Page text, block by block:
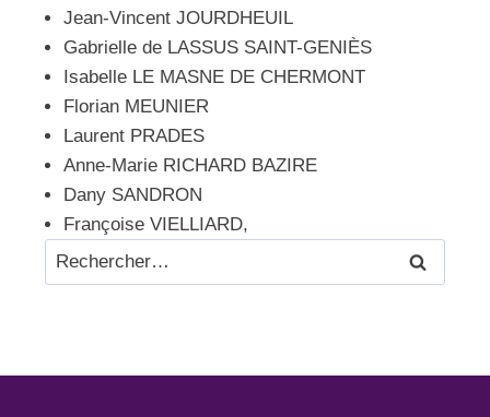
Jean-Vincent JOURDHEUIL
Gabrielle de LASSUS SAINT-GENIÈS
Isabelle LE MASNE DE CHERMONT
Florian MEUNIER
Laurent PRADES
Anne-Marie RICHARD BAZIRE
Dany SANDRON
Françoise VIELLIARD,